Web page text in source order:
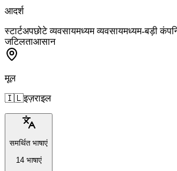
आदर्श
स्टार्टअपछोटे व्यवसायमध्यम व्यवसायमध्यम-बड़ी
जटिलताआसान
मूल
🇮🇱इज़राइल
समर्थित भाषाएं
14 भाषाएं